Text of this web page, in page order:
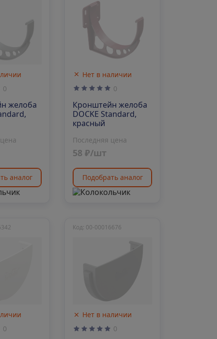
0
желоба
аналог
Нет в наличии
0
Кронштейн желоба
DOCKE Standard,
красный
Последняя цена
58 ₽/шт
Подобрать аналог
0
Нет в наличии
Код: 00-00016676
0